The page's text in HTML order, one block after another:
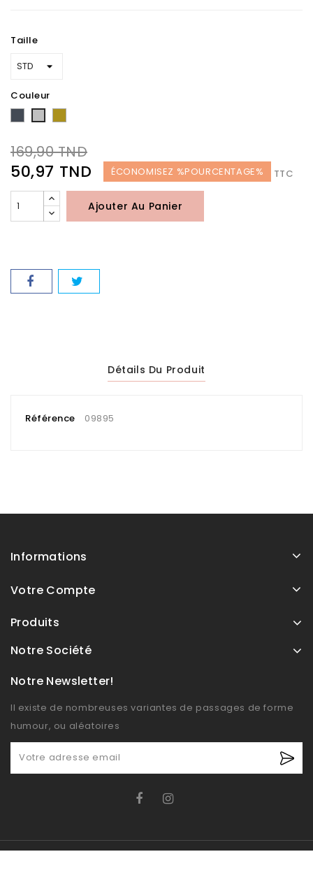
Taille
Couleur
Argent
169,90 TND
50,97 TND ÉCONOMISEZ %POURCENTAGE% TTC
Ajouter Au Panier
Détails Du Produit
Référence 09895
Informations
Votre Compte
Produits
Notre Société
Notre Newsletter!
Il existe de nombreuses variantes de passages de forme
humour, ou aléatoires